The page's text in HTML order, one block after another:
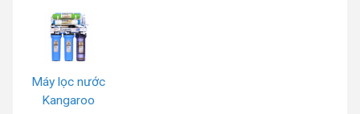
Máy lọc nước
Kangaroo